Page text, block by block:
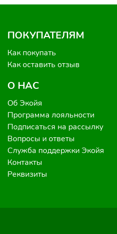
ПОКУПАТЕЛЯМ
Как покупать
Как оставить отзыв
О НАС
Об Экойя
Программа лояльности
Подписаться на рассылку
Вопросы и ответы
Служба поддержки Экойя
Контакты
Реквизиты